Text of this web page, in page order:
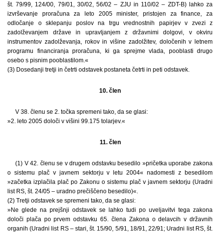
št. 79/99, 124/00, 79/01, 30/02, 56/02 – ZJU in 110/02 – ZDT-B) lahko za
izvrševanje proračuna za leto 2005 minister, pristojen za finance, za
odločanje o sklepanju poslov na trgu vrednostnih papirjev v zvezi z
zadolževanjem države in upravljanjem z državnimi dolgovi, v okviru
instrumentov zadolževanja, rokov in višine zadolžitev, določenih v letnem
programu financiranja proračuna, ki ga sprejme vlada, pooblasti drugo
osebo s pisnim pooblastilom.«
(3) Dosedanji tretji in četrti odstavek postaneta četrti in peti odstavek.
10. člen
V 38. členu se 2. točka spremeni tako, da se glasi:
»2. leto 2005 določi v višini 99.175 tolarjev.«
11. člen
(1) V 42. členu se v drugem odstavku besedilo »pričetka uporabe zakona
o sistemu plač v javnem sektorju v letu 2004« nadomesti z besedilom
»začetka izplačila plač po Zakonu o sistemu plač v javnem sektorju (Uradni
list RS, št. 24/05 – uradno prečiščeno besedilo)«.
(2) Tretji odstavek se spremeni tako, da se glasi:
»Ne glede na prejšnji odstavek se lahko tudi po uveljavitvi tega zakona
določi plača po prvem odstavku 65. člena Zakona o delavcih v državnih
organih (Uradni list RS – stari, št. 15/90, 5/91, 18/91, 22/91; Uradni list RS, št.